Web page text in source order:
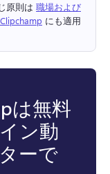
原則は 職場および
にも適用
は無料
ン動
ーで